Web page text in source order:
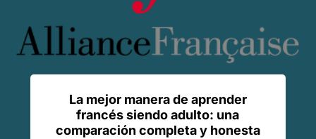
La mejor manera de aprender
francés siendo adulto: una
comparación completa y honesta